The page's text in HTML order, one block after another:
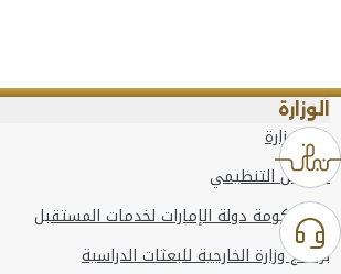
الوزارة
عن الوزارة
الهيكل التنظيمي
وعد حكومة دولة الإمارات لخدمات المستقبل
برنامج وزارة الخارجية للبعثات الدراسية